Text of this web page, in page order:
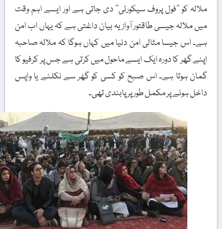
ملالہ کو ’’فول پروف سیکورٹی‘‘ دی جاتی ہے اور ایسے اہم وقت
میں ملالہ جیسی طاقتور آواز یہ بیان داغتی ہے کہ یہاں اب امن
ہے۔ اس جیسا مثالی امن دنیا میں کہاں ہوگا کہ ملالہ صاحبہ
اپنے گھر کا دورہ ایک ایسے ماحول میں کرتی ہے جس پر کرفیو کا
گمان ہوتا ہے۔ اس صبح کو کسی کو گھر سے نکلنے یا واپس
داخل ہونے پر مکمل طور پر پابندی تھی۔